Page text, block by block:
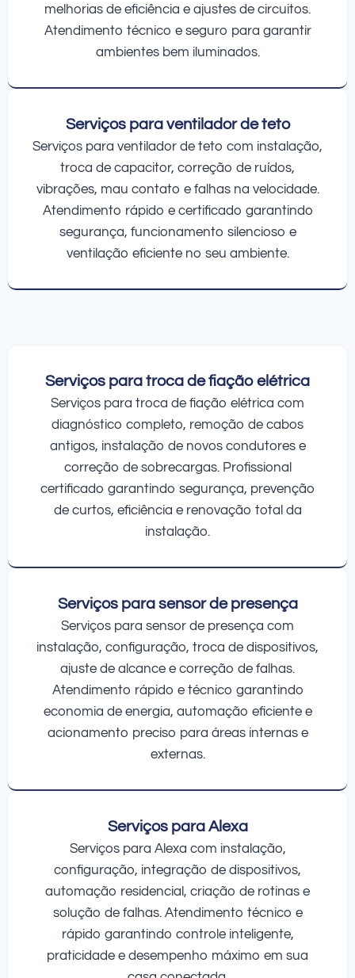
melhorias de eficiência e ajustes de circuitos.
Atendimento técnico e seguro para garantir
ambientes bem iluminados.
Serviços para ventilador de teto
Serviços para ventilador de teto com instalação,
troca de capacitor, correção de ruídos,
vibrações, mau contato e falhas na velocidade.
Atendimento rápido e certificado garantindo
segurança, funcionamento silencioso e
ventilação eficiente no seu ambiente.
Serviços para troca de fiação elétrica
Serviços para troca de fiação elétrica com
diagnóstico completo, remoção de cabos
antigos, instalação de novos condutores e
correção de sobrecargas. Profissional
certificado garantindo segurança, prevenção
de curtos, eficiência e renovação total da
instalação.
Serviços para sensor de presença
Serviços para sensor de presença com
instalação, configuração, troca de dispositivos,
ajuste de alcance e correção de falhas.
Atendimento rápido e técnico garantindo
economia de energia, automação eficiente e
acionamento preciso para áreas internas e
externas.
Serviços para Alexa
Serviços para Alexa com instalação,
configuração, integração de dispositivos,
automação residencial, criação de rotinas e
solução de falhas. Atendimento técnico e
rápido garantindo controle inteligente,
praticidade e desempenho máximo em sua